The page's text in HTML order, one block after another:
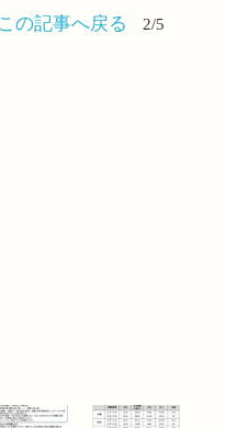
この記事へ戻る 2/5